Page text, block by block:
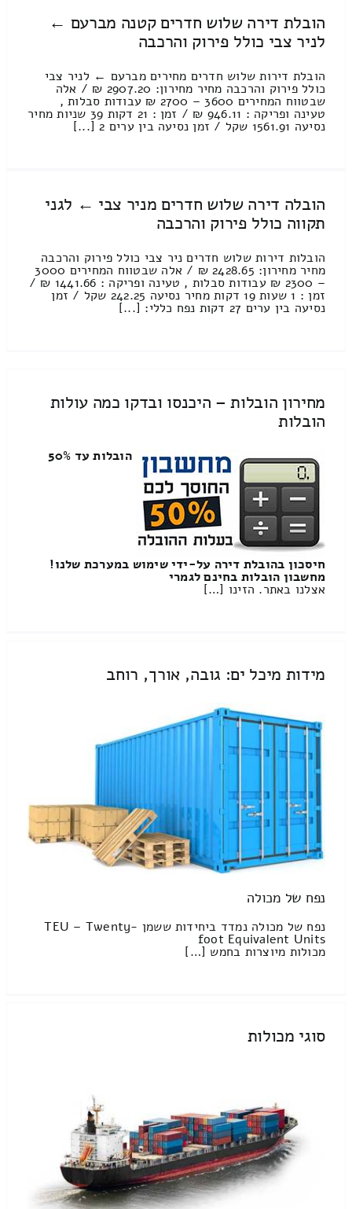
הובלת דירה שלוש חדרים קטנה מברעם ←
לניר צבי כולל פירוק והרכבה
הובלת דירות שלוש חדרים מחירים מברעם ← לניר צבי
כולל פירוק והרכבה מחיר מחירון: 2907.20 ₪ / אלה
שבטווח המחירים 3600 – 2700 ₪ עבודות סבלות ,
טעינה ופריקה : 946.11 ₪ / זמן : 21 דקות 39 שניות מחיר
נסיעה 1561.91 שקל / זמן נסיעה בין ערים 2 [...]
הובלה דירה שלוש חדרים מניר צבי ← לגני
תקווה כולל פירוק והרכבה
הובלות דירות שלוש חדרים ניר צבי כולל פירוק והרכבה
מחיר מחירון: 2428.65 ₪ / אלה שבטווח המחירים 3000
– 2300 ₪ עבודות סבלות , טעינה ופריקה : 1441.66 ₪ /
זמן : 1 שעות 19 דקות מחיר נסיעה 242.25 שקל / זמן
נסיעה בין ערים 27 דקות נפח כללי: [...]
מחירון הובלות – היכנסו ובדקו כמה עולות
הובלות
הובלות עד 50%
חיסכון בהובלת דירה על-ידי שימוש במערכת שלנו!
מחשבון הובלות בחינם לגמרי
אצלנו באתר. הזינו […]
מידות מיכל ים: גובה, אורך, רוחב
נפח של מכולה
נפח של מכולה נמדד ביחידות ששמן TEU – Twenty-
foot Equivalent Units
מכולות מיוצרות בחמש […]
סוגי מכולות